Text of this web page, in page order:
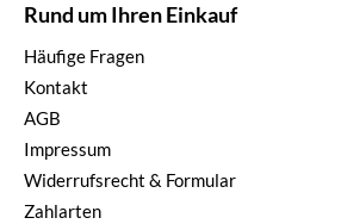
Rund um Ihren Einkauf
Häufige Fragen
Kontakt
AGB
Impressum
Widerrufsrecht & Formular
Zahlarten